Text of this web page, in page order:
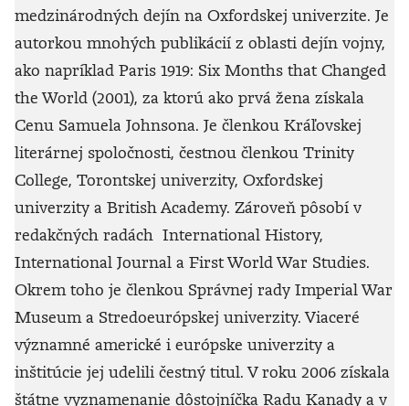
medzinárodných dejín na Oxfordskej univerzite. Je
autorkou mnohých publikácií z oblasti dejín vojny,
ako napríklad Paris 1919: Six Months that Changed
the World (2001), za ktorú ako prvá žena získala
Cenu Samuela Johnsona. Je členkou Kráľovskej
literárnej spoločnosti, čestnou členkou Trinity
College, Torontskej univerzity, Oxfordskej
univerzity a British Academy. Zároveň pôsobí v
redakčných radách International History,
International Journal a First World War Studies.
Okrem toho je členkou Správnej rady Imperial War
Museum a Stredoeurópskej univerzity. Viaceré
významné americké i európske univerzity a
inštitúcie jej udelili čestný titul. V roku 2006 získala
štátne vyznamenanie dôstojníčka Radu Kanady a v